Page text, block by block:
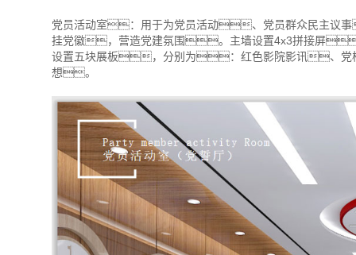
党员活动室：用于为党员活动、党员群众民主
挂党徽，营造党建氛围。主墙设置4x3拼接屏
设置五块展板，分别为：红色影院影讯、党
想。